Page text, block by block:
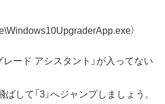
）
レード アシスタント」が入ってない
して「3」へジャンプしましょう。